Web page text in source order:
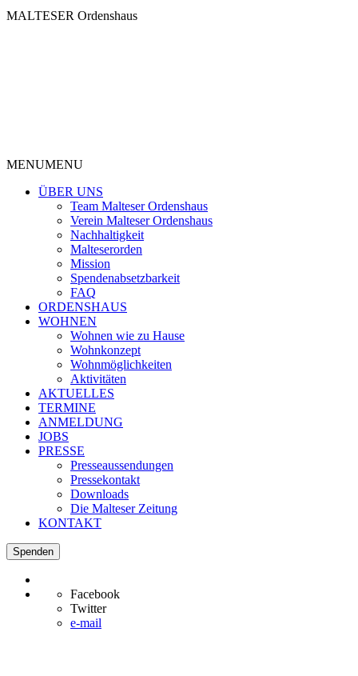
MALTESER Ordenshaus
MENUMENU
ÜBER UNS
Team Malteser Ordenshaus
Verein Malteser Ordenshaus
Nachhaltigkeit
Malteserorden
Mission
Spendenabsetzbarkeit
FAQ
ORDENSHAUS
WOHNEN
Wohnen wie zu Hause
Wohnkonzept
Wohnmöglichkeiten
Aktivitäten
AKTUELLES
TERMINE
ANMELDUNG
JOBS
PRESSE
Presseaussendungen
Pressekontakt
Downloads
Die Malteser Zeitung
KONTAKT
Spenden
Facebook
Twitter
e-mail